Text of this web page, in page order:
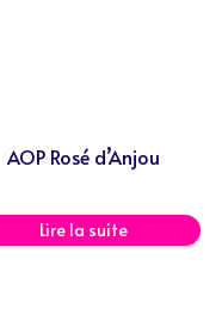
AOP Rosé d’Anjou
Lire la suite